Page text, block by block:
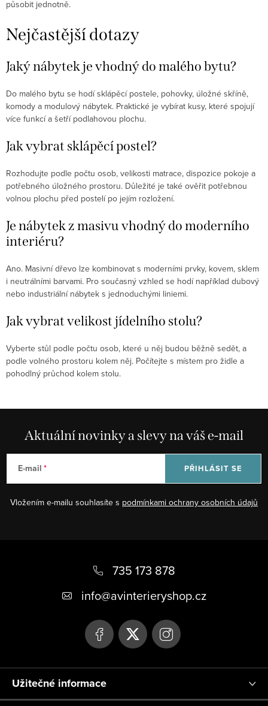
působit jednotně.
Nejčastější dotazy
Jaký nábytek je vhodný do malého bytu?
Do malého bytu se hodí sklápěcí postele, pohovky, úložné skříně,
komody a modulový nábytek. Praktické je vybírat kusy, které spojují
více funkcí a šetří podlahovou plochu.
Jak vybrat sklápěcí postel?
Rozhodujte podle počtu osob, velikosti matrace, dispozice pokoje a
potřebného úložného prostoru. Důležité je také ověřit potřebnou
volnou plochu před postelí po jejím rozložení.
Je nábytek z masivu vhodný do moderního
interiéru?
Ano. Masivní dřevo lze kombinovat s moderními prvky, kovem, sklem
i neutrálními barvami. Pro současný vzhled se hodí například dubový
nebo industriální nábytek s jednoduchými liniemi.
Jak vybrat velikost jídelního stolu?
Vyberte stůl podle počtu osob, které u něj budou běžně sedět, a
podle volného prostoru kolem něj. Počítejte s místem pro židle a
pohodlný průchod kolem stolu.
Aktuální novinky a slevy na váš e-mail
E-mail
Vložením e-mailu souhlasíte s podmínkami ochrany osobních údajů
PŘIHLÁSIT SE
735 173 878
info@avinterieryshop.cz
Užitečné informace